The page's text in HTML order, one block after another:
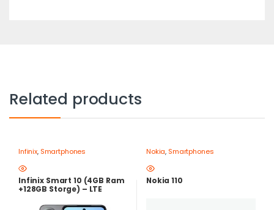
Related products
Infinix, Smartphones
Infinix Smart 10 (4GB Ram
+128GB Storge) – LTE
Price in Egypt
Nokia, Smartphones
Nokia 110